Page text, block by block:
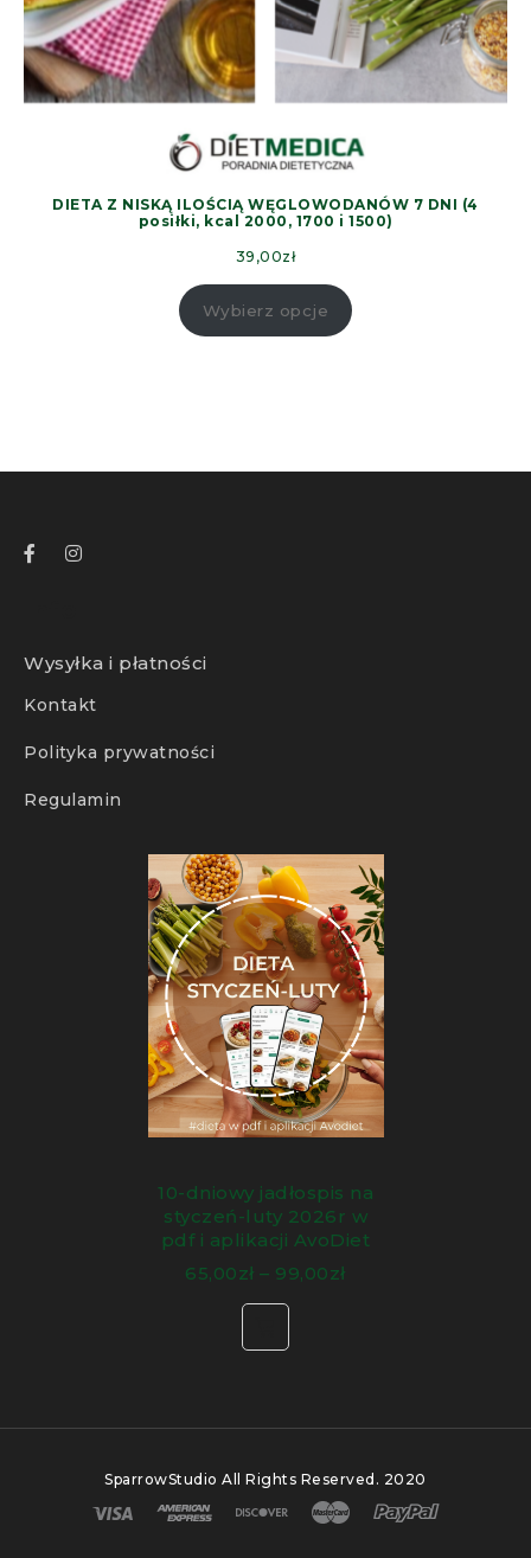
DIETA Z NISKĄ ILOŚCIĄ WĘGLOWODANÓW 7 DNI (4
posiłki, kcal 2000, 1700 i 1500)
39,00zł
Wybierz opcje
Wysyłka i płatności
Kontakt
Polityka prywatności
Regulamin
10-dniowy jadłospis na
styczeń-luty 2026r w
pdf i aplikacji AvoDiet
65,00zł – 99,00zł
SparrowStudio All Rights Reserved. 2020